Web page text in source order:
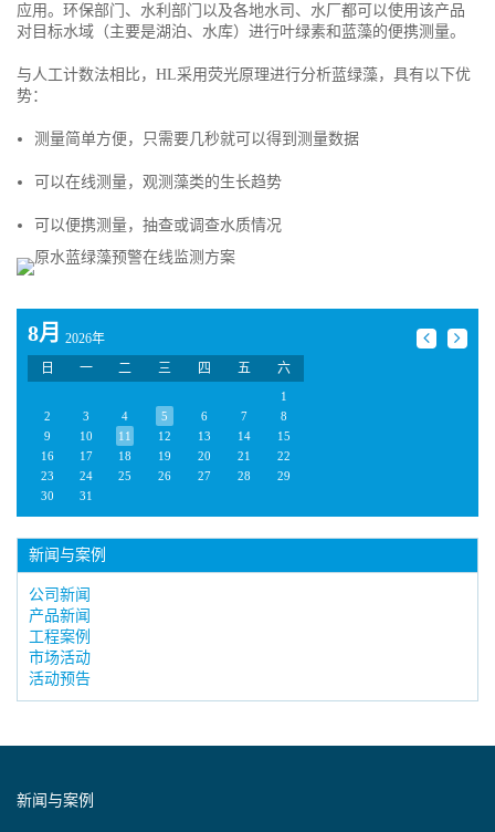
应用。环保部门、水利部门以及各地水司、水厂都可以使用该产品
对目标水域（主要是湖泊、水库）进行叶绿素和蓝藻的便携测量。
与人工计数法相比，HL采用荧光原理进行分析蓝绿藻，具有以下优
势：
测量简单方便，只需要几秒就可以得到测量数据
可以在线测量，观测藻类的生长趋势
可以便携测量，抽查或调查水质情况
8月
2026年
日
一 二 三 四 五 六
1
2
3 4 5 6 7
8
9
10 11 12 13 14
15
16
17 18 19 20 21
22
23
24 25 26 27 28
29
30
31
新闻与案例
公司新闻
产品新闻
工程案例
市场活动
活动预告
新闻与案例